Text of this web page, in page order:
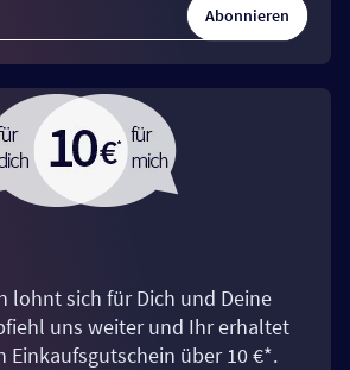
Abonnieren
lohnt sich für Dich und Deine
uns weiter und Ihr erhaltet
Einkaufsgutschein über 10 €*.